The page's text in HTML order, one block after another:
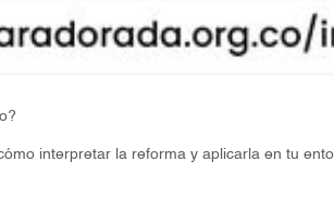
interpretar la reforma y aplicarla en tu